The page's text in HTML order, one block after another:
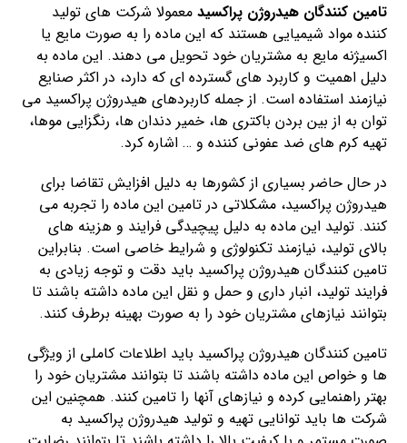
تامین کنندگان هیدروژن پراکسید معمولا شرکت های تولید
کننده مواد شیمیایی هستند که این ماده را به صورت مایع یا
اکسیژنه مایع به مشتریان خود تحویل می دهند. این ماده به
دلیل اهمیت و کاربرد های گسترده ای که دارد، در اکثر صنایع
نیازمند استفاده است. از جمله کاربردهای هیدروژن پراکسید می
توان به از بین بردن باکتری ها، خمیر دندان ها، رنگزایی موها،
تهیه کرم های ضد عفونی کننده و … اشاره کرد.
در حال حاضر بسیاری از کشورها به دلیل افزایش تقاضا برای
هیدروژن پراکسید، مشکلاتی در تامین این ماده را تجربه می
کنند. تولید این ماده به دلیل پیچیدگی فرایند و هزینه های
بالای تولید، نیازمند تکنولوژی و شرایط خاصی است. بنابراین
تامین کنندگان هیدروژن پراکسید باید دقت و توجه زیادی به
فرایند تولید، انبار داری و حمل و نقل این ماده داشته باشند تا
بتوانند نیازهای مشتریان خود را به صورت بهینه برطرف کنند.
تامین کنندگان هیدروژن پراکسید باید اطلاعات کاملی از ویژگی
ها و خواص این ماده داشته باشند تا بتوانند مشتریان خود را
بهتر راهنمایی کرده و نیازهای آنها را تامین کنند. همچنین این
شرکت ها باید توانایی تهیه و تولید هیدروژن پراکسید به